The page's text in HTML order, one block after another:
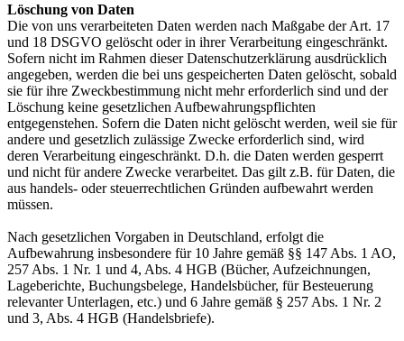
Löschung von Daten
Die von uns verarbeiteten Daten werden nach Maßgabe der Art. 17
und 18 DSGVO gelöscht oder in ihrer Verarbeitung eingeschränkt.
Sofern nicht im Rahmen dieser Datenschutzerklärung ausdrücklich
angegeben, werden die bei uns gespeicherten Daten gelöscht, sobald
sie für ihre Zweckbestimmung nicht mehr erforderlich sind und der
Löschung keine gesetzlichen Aufbewahrungspflichten
entgegenstehen. Sofern die Daten nicht gelöscht werden, weil sie für
andere und gesetzlich zulässige Zwecke erforderlich sind, wird
deren Verarbeitung eingeschränkt. D.h. die Daten werden gesperrt
und nicht für andere Zwecke verarbeitet. Das gilt z.B. für Daten, die
aus handels- oder steuerrechtlichen Gründen aufbewahrt werden
müssen.
Nach gesetzlichen Vorgaben in Deutschland, erfolgt die
Aufbewahrung insbesondere für 10 Jahre gemäß §§ 147 Abs. 1 AO,
257 Abs. 1 Nr. 1 und 4, Abs. 4 HGB (Bücher, Aufzeichnungen,
Lageberichte, Buchungsbelege, Handelsbücher, für Besteuerung
relevanter Unterlagen, etc.) und 6 Jahre gemäß § 257 Abs. 1 Nr. 2
und 3, Abs. 4 HGB (Handelsbriefe).